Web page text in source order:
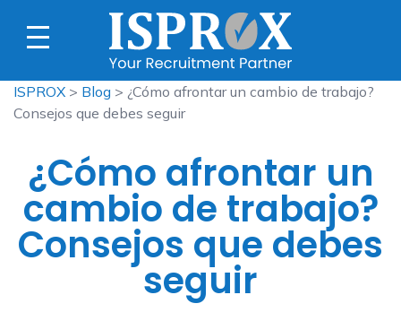
ISPROX > Blog > ¿Cómo afrontar un cambio de trabajo?
Consejos que debes seguir
¿Cómo afrontar un
cambio de trabajo?
Consejos que debes
seguir